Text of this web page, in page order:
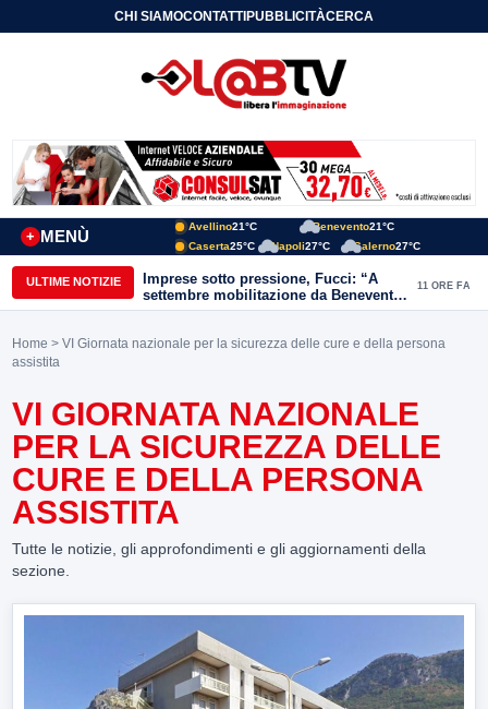
CHI SIAMOCONTATTIPUBBLICITÀCERCA
MENÙ
+
Avellino21°C Benevento21°C
Caserta25°C Napoli27°C Salerno27°C
ULTIME NOTIZIE
Imprese sotto pressione, Fucci: “A
settembre mobilitazione da Benevento
e Avellino”
11 ORE FA
Home > VI Giornata nazionale per la sicurezza delle cure e della persona
assistita
VI GIORNATA NAZIONALE
PER LA SICUREZZA DELLE
CURE E DELLA PERSONA
ASSISTITA
Tutte le notizie, gli approfondimenti e gli aggiornamenti della
sezione.